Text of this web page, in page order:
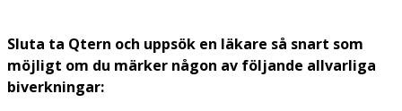
Sluta ta Qtern och uppsök en läkare så snart som
möjligt om du märker någon av följande allvarliga
biverkningar: